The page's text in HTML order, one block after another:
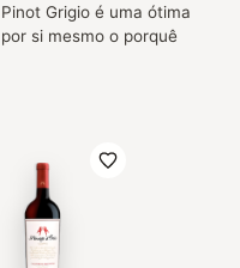
Grigio é uma ótima
si mesmo o porquê